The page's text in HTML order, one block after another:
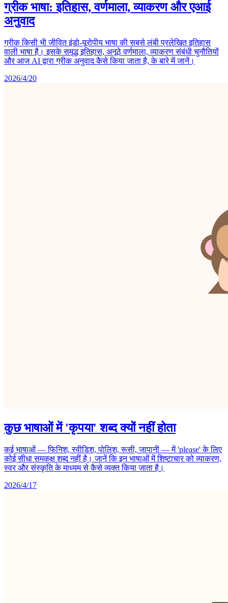
ग्रीक भाषा: इतिहास, वर्णमाला, व्याकरण और एआई
अनुवाद
ग्रीक किसी भी जीवित इंडो-यूरोपीय भाषा की सबसे लंबी प्रलेखित इतिहास
वाली भाषा है। इसके समृद्ध इतिहास, अनूठे वर्णमाला, व्याकरण संबंधी चुनौतियों
और आज AI द्वारा ग्रीक अनुवाद कैसे किया जाता है, के बारे में जानें।
2026/4/20
कुछ भाषाओं में 'कृपया' शब्द क्यों नहीं होता
कई भाषाओं — फिनिश, स्वीडिश, पोलिश, रूसी, जापानी — में 'please' के लिए
कोई सीधा समकक्ष शब्द नहीं है। जानें कि इन भाषाओं में शिष्टाचार को व्याकरण,
स्वर और संस्कृति के माध्यम से कैसे व्यक्त किया जाता है।
2026/4/17